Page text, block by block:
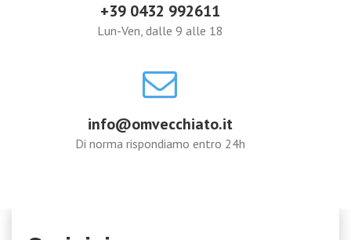
+39 0432 992611
Lun-Ven, dalle 9 alle 18
info@omvecchiato.it
Di norma rispondiamo entro 24h